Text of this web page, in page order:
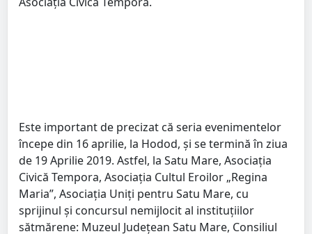
Este important de precizat că seria evenimentelor
începe din 16 aprilie, la Hodod, și se termină în ziua
de 19 Aprilie 2019. Astfel, la Satu Mare, Asociația
Civică Tempora, Asociația Cultul Eroilor „Regina
Maria”, Asociația Uniți pentru Satu Mare, cu
sprijinul şi concursul nemijlocit al instituțiilor
sătmărene: Muzeul Județean Satu Mare, Consiliul